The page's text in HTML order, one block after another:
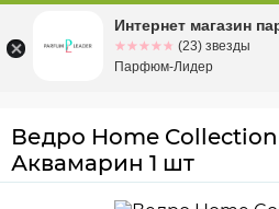
Омскул.
Ведро Home Collection
Аквамарин 1 шт
Интернет магазин
☆☆☆☆☆
★★★★★ (23) звезды
Парфюм-Лидер